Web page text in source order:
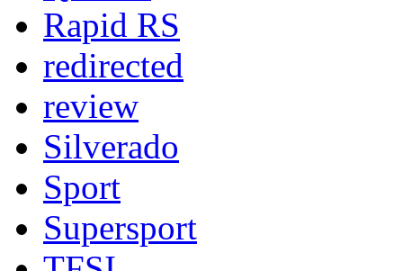
Rapid RS
redirected
review
Silverado
Sport
Supersport